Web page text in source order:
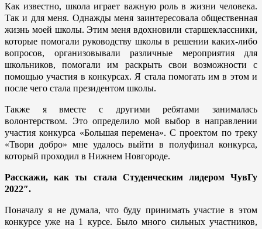
Как известно, школа играет важную роль в жизни человека.
Так и для меня. Однажды меня заинтересовала общественная
жизнь моей школы. Этим меня вдохновили старшеклассники,
которые помогали руководству школы в решении каких-либо
вопросов, организовывали различные мероприятия для
школьников, помогали им раскрыть свои возможности с
помощью участия в конкурсах. Я стала помогать им в этом и
после чего стала президентом школы.
Также я вместе с другими ребятами занималась
волонтерством. Это определило мой выбор в направлении
участия конкурса «Большая перемена». С проектом по треку
«Твори добро» мне удалось выйти в полуфинал конкурса,
который проходил в Нижнем Новгороде.
Расскажи, как ты стала Студенческим лидером ЧувГу
2022″.
Поначалу я не думала, что буду принимать участие в этом
конкурсе уже на 1 курсе. Было много сильных участников,